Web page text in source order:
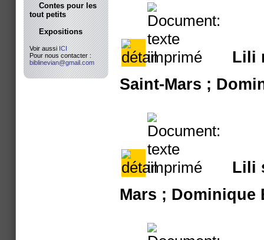
Lili
Saint-Mars ;
Lili
Mars ; Dominique
Contes pour les
tout petits
Expositions
Voir aussiICI
Pour nous contacter :
biblinevian@gmail.com